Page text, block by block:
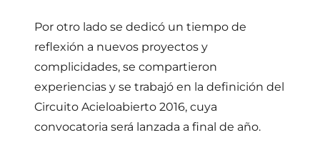
Por otro lado se dedicó un tiempo de
reflexión a nuevos proyectos y
complicidades, se compartieron
experiencias y se trabajó en la definición del
Circuito Acieloabierto 2016, cuya
convocatoria será lanzada a final de año.